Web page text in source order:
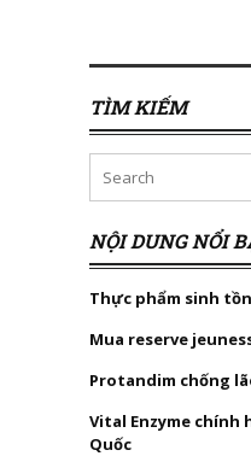
TÌM KIẾM
NỘI DUNG NỔI
Thực phẩm sinh
Mua reserve
Protandim chống
Vital Enzyme chính
Quốc